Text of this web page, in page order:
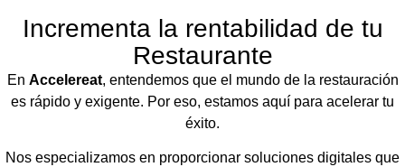
Incrementa la rentabilidad de tu
Restaurante
En Accelereat, entendemos que el mundo de la restauración
es rápido y exigente. Por eso, estamos aquí para acelerar tu
éxito.
Nos especializamos en proporcionar soluciones digitales que